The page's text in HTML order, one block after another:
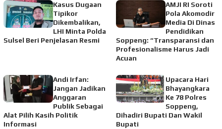
Kasus Dugaan
Tipikor
Dikembalikan,
LHI Minta Polda
Sulsel Beri Penjelasan Resmi
AMJI RI Soroti
Pola Akomodir
Media Di Dinas
Pendidikan
Soppeng: “Transparansi dan
Profesionalisme Harus Jadi
Acuan
Andi Irfan:
Jangan Jadikan
Anggaran
Publik Sebagai
Alat Pilih Kasih Politik
Informasi
Upacara Hari
Bhayangkara
Ke 78 Polres
Soppeng,
Dihadiri Bupati Dan Wakil
Bupati